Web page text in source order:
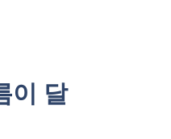
이 달